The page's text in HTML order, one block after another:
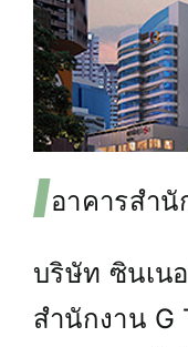
อาคารสำ
บริษัท ซินเน
สำนักงาน G